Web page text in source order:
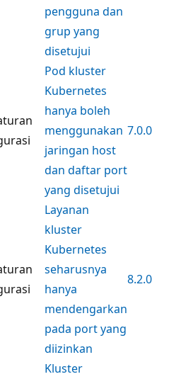
pengguna dan
grup yang
disetujui
Pod kluster
Kubernetes
hanya boleh
menggunakan
jaringan host
dan daftar port
yang disetujui
7.0.0
Layanan
kluster
Kubernetes
seharusnya
hanya
mendengarkan
pada port yang
diizinkan
8.2.0
Kluster